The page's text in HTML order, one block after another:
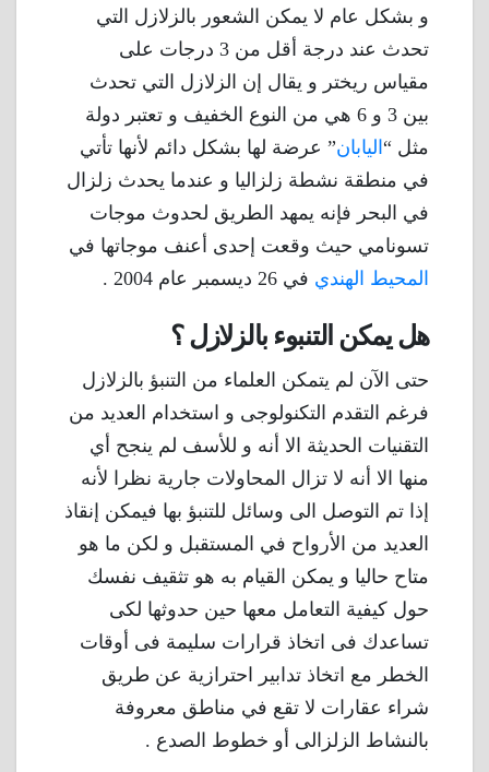
و بشكل عام لا يمكن الشعور بالزلازل التي
تحدث عند درجة أقل من 3 درجات على
مقياس ريختر و يقال إن الزلازل التي تحدث
بين 3 و 6 هي من النوع الخفيف و تعتبر دولة
مثل “اليابان” عرضة لها بشكل دائم لأنها تأتي
في منطقة نشطة زلزاليا و عندما يحدث زلزال
في البحر فإنه يمهد الطريق لحدوث موجات
تسونامي حيث وقعت إحدى أعنف موجاتها في
المحيط الهندي في 26 ديسمبر عام 2004 .
هل يمكن التنبوء بالزلازل ؟
حتى الآن لم يتمكن العلماء من التنبؤ بالزلازل
فرغم التقدم التكنولوجى و استخدام العديد من
التقنيات الحديثة الا أنه و للأسف لم ينجح أي
منها الا أنه لا تزال المحاولات جارية نظرا لأنه
إذا تم التوصل الى وسائل للتنبؤ بها فيمكن إنقاذ
العديد من الأرواح في المستقبل و لكن ما هو
متاح حاليا و يمكن القيام به هو تثقيف نفسك
حول كيفية التعامل معها حين حدوثها لكى
تساعدك فى اتخاذ قرارات سليمة فى أوقات
الخطر مع اتخاذ تدابير احترازية عن طريق
شراء عقارات لا تقع في مناطق معروفة
بالنشاط الزلزالى أو خطوط الصدع .